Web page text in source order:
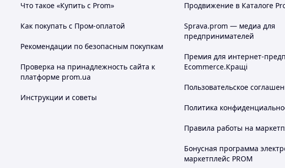
Что такое «Купить с Prom»
Как покупать с Пром-оплатой
Рекомендации по безопасным покупкам
Проверка на принадлежность сайта к
платформе prom.ua
Инструкции и советы
Продвижение в Каталоге
Sprava.prom — медиа для
предпринимателей
Премия для интернет-
Ecommerce.Кращі
Пользовательское
Политика
Правила работы на
Бонусная программа
маркетплейс PROM